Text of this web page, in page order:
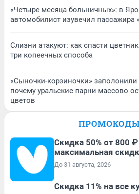
«Четыре месяца больничных»: в
автомобилист изувечил пассажира
Слизни атакуют: как спасти
три копеечных способа
«Сыночки-корзиночки» заполонили
почему уральские парни массово
цветов
ПРОМОКОДЫ
Скидка 50% от 800
максимальная
До 31 августа, 2026
Скидка 11% на все